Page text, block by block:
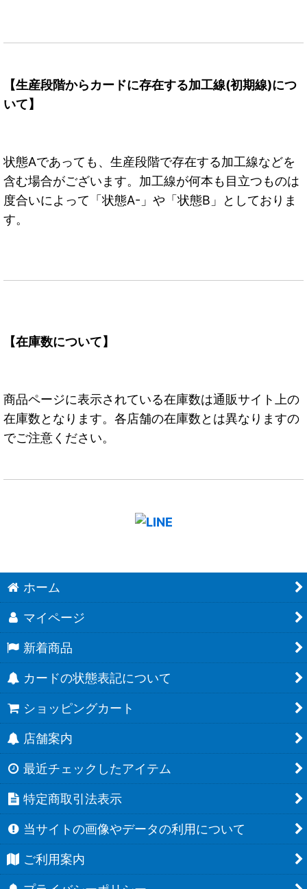
【生産段階からカードに存在する加工線(初期線)につ
いて】
状態Aであっても、生産段階で存在する加工線などを
含む場合がございます。加工線が何本も目立つものは
度合いによって「状態A-」や「状態B」としておりま
す。
【在庫数について】
商品ページに表示されている在庫数は通販サイト上の
在庫数となります。各店舗の在庫数とは異なりますの
でご注意ください。
ホーム
マイページ
新着商品
カードの状態表記について
ショッピングカート
店舗案内
最近チェックしたアイテム
特定商取引法表示
当サイトの画像やデータの利用について
ご利用案内